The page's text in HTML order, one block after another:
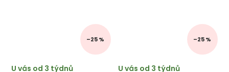
–25 %
U vás od 3 týdnů
–25 %
U vás od 3 týdnů